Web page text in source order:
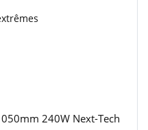
240W Next-Tech